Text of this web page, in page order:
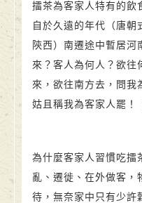
擂茶為客家人特有的飲
自於久遠的年代（唐朝
陝西）南遷途中暫居河
來？客人為何人？欲往
來，欲往南方去，問我
姑且稱我為客家人罷！
為什麼客家人習慣吃擂
亂、遷徙、在外做客，
待，無奈家中只有少許